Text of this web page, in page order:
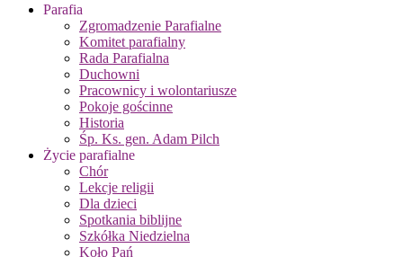
Parafia
Zgromadzenie Parafialne
Komitet parafialny
Rada Parafialna
Duchowni
Pracownicy i wolontariusze
Pokoje gościnne
Historia
Śp. Ks. gen. Adam Pilch
Życie parafialne
Chór
Lekcje religii
Dla dzieci
Spotkania biblijne
Szkółka Niedzielna
Koło Pań